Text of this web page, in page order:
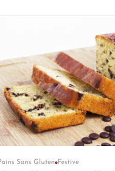
Sans Gluten Festive